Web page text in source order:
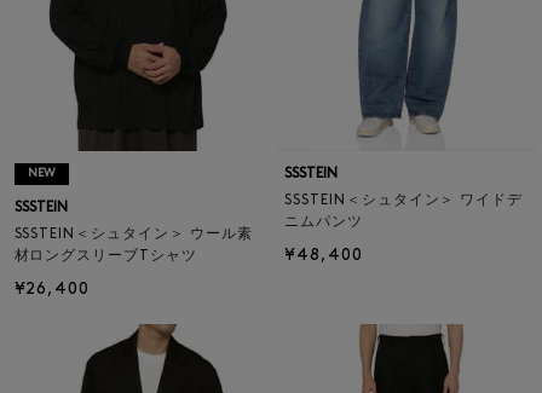
NEW
SSSTEIN
SSSTEIN＜シュタイン＞ ウール素
材ロングスリーブTシャツ
¥26,400
SSSTEIN
SSSTEIN＜シュタイン＞ ワイドデ
ニムパンツ
¥48,400